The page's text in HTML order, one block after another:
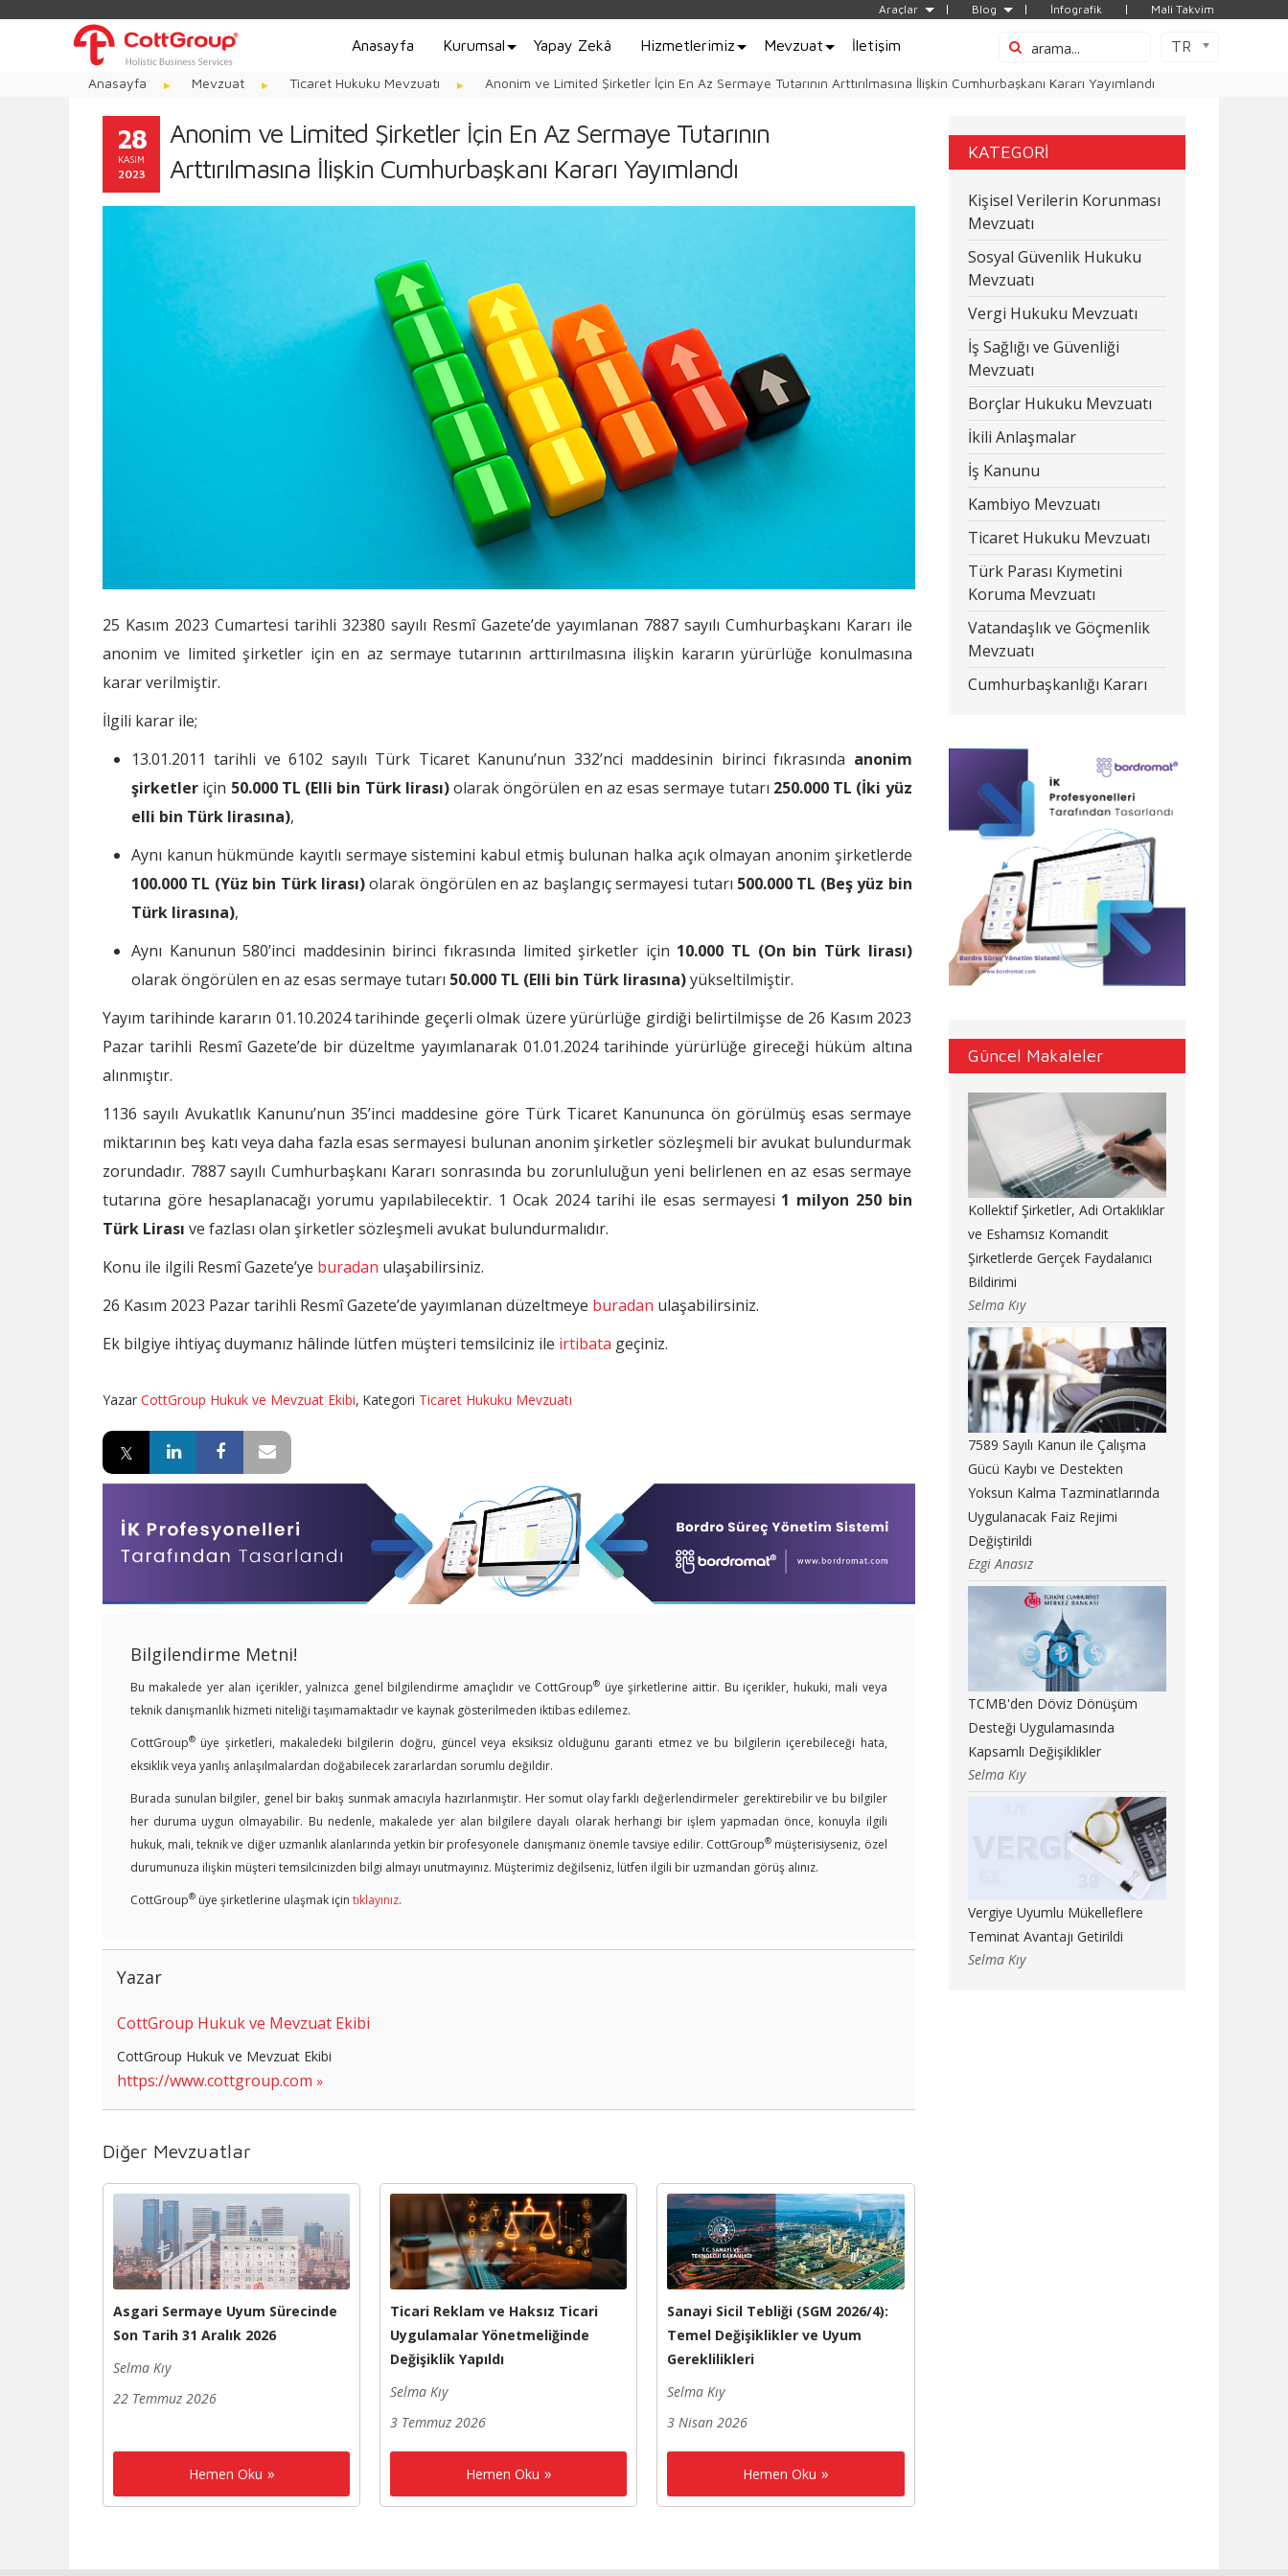
Araçlar Blog İnfografik Mali Takvim
Anasayfa Kurumsal Yapay Zekâ Hizmetlerimiz Mevzuat İletişim TR
Anasayfa Mevzuat Ticaret Hukuku Mevzuatı Anonim ve Limited Şirketler İçin En Az Sermaye Tutarının Arttırılmasına İlişkin Cumhurbaşkanı Kararı Yayımlandı
28
KASIM
2023
Anonim ve Limited Şirketler İçin En Az Sermaye Tutarının
Arttırılmasına İlişkin Cumhurbaşkanı Kararı Yayımlandı
25 Kasım 2023 Cumartesi tarihli 32380 sayılı Resmî Gazete’de yayımlanan 7887 sayılı Cumhurbaşkanı Kararı ile
anonim ve limited şirketler için en az sermaye tutarının arttırılmasına ilişkin kararın yürürlüğe konulmasına
karar verilmiştir.
İlgili karar ile;
13.01.2011 tarihli ve 6102 sayılı Türk Ticaret Kanunu’nun 332’nci maddesinin birinci fıkrasında anonim
şirketler için 50.000 TL (Elli bin Türk lirası)olarak öngörülen en az esas sermaye tutarı 250.000 TL (İki yüz
elli bin Türk lirasına),
Aynı kanun hükmünde kayıtlı sermaye sistemini kabul etmiş bulunan halka açık olmayan anonim şirketlerde
100.000 TL (Yüz bin Türk lirası)olarak öngörülen en az başlangıç sermayesi tutarı 500.000 TL (Beş yüz bin
Türk lirasına),
Aynı Kanunun 580’inci maddesinin birinci fıkrasında limited şirketler için 10.000 TL (On bin Türk lirası)
olarak öngörülen en az esas sermaye tutarı 50.000 TL (Elli bin Türk lirasına)yükseltilmiştir.
Yayım tarihinde kararın 01.10.2024 tarihinde geçerli olmak üzere yürürlüğe girdiği belirtilmişse de 26 Kasım 2023
Pazar tarihli Resmî Gazete’de bir düzeltme yayımlanarak 01.01.2024 tarihinde yürürlüğe gireceği hüküm altına
alınmıştır.
1136 sayılı Avukatlık Kanunu’nun 35’inci maddesine göre Türk Ticaret Kanununca ön görülmüş esas sermaye
miktarının beş katı veya daha fazla esas sermayesi bulunan anonim şirketler sözleşmeli bir avukat bulundurmak
zorundadır. 7887 sayılı Cumhurbaşkanı Kararı sonrasında bu zorunluluğun yeni belirlenen en az esas sermaye
tutarına göre hesaplanacağı yorumu yapılabilecektir. 1 Ocak 2024 tarihi ile esas sermayesi 1 milyon 250 bin
Türk Lirası ve fazlası olan şirketler sözleşmeli avukat bulundurmalıdır.
Konu ile ilgili Resmî Gazete’ye buradan ulaşabilirsiniz.
26 Kasım 2023 Pazar tarihli Resmî Gazete’de yayımlanan düzeltmeye buradan ulaşabilirsiniz.
Ek bilgiye ihtiyaç duymanız hâlinde lütfen müşteri temsilciniz ile irtibata geçiniz.
Yazar CottGroup Hukuk ve Mevzuat Ekibi, Kategori Ticaret Hukuku Mevzuatı
Bilgilendirme Metni!
Bu makalede yer alan içerikler, yalnızca genel bilgilendirme amaçlıdır ve CottGroup® üye şirketlerine aittir. Bu içerikler, hukuki, mali veya
teknik danışmanlık hizmeti niteliği taşımamaktadır ve kaynak gösterilmeden iktibas edilemez.
CottGroup® üye şirketleri, makaledeki bilgilerin doğru, güncel veya eksiksiz olduğunu garanti etmez ve bu bilgilerin içerebileceği hata,
eksiklik veya yanlış anlaşılmalardan doğabilecek zararlardan sorumlu değildir.
Burada sunulan bilgiler, genel bir bakış sunmak amacıyla hazırlanmıştır. Her somut olay farklı değerlendirmeler gerektirebilir ve bu bilgiler
her duruma uygun olmayabilir. Bu nedenle, makalede yer alan bilgilere dayalı olarak herhangi bir işlem yapmadan önce, konuyla ilgili
hukuk, mali, teknik ve diğer uzmanlık alanlarında yetkin bir profesyonele danışmanız önemle tavsiye edilir. CottGroup® müşterisiyseniz, özel
durumunuza ilişkin müşteri temsilcinizden bilgi almayı unutmayınız. Müşterimiz değilseniz, lütfen ilgili bir uzmandan görüş alınız.
CottGroup® üye şirketlerine ulaşmak için tıklayınız.
Yazar
CottGroup Hukuk ve Mevzuat Ekibi
CottGroup Hukuk ve Mevzuat Ekibi
https://www.cottgroup.com
Diğer Mevzuatlar
Asgari Sermaye Uyum Sürecinde
Son Tarih 31 Aralık 2026
Selma Kıy
22 Temmuz 2026
Hemen Oku
Ticari Reklam ve Haksız Ticari
Uygulamalar Yönetmeliğinde
Değişiklik Yapıldı
Selma Kıy
3 Temmuz 2026
Hemen Oku
Sanayi Sicil Tebliği (SGM 2026/4):
Temel Değişiklikler ve Uyum
Gereklilikleri
Selma Kıy
3 Nisan 2026
Hemen Oku
KATEGORİ
Kişisel Verilerin Korunması
Mevzuatı
Sosyal Güvenlik Hukuku
Mevzuatı
Vergi Hukuku Mevzuatı
İş Sağlığı ve Güvenliği
Mevzuatı
Borçlar Hukuku Mevzuatı
İkili Anlaşmalar
İş Kanunu
Kambiyo Mevzuatı
Ticaret Hukuku Mevzuatı
Türk Parası Kıymetini
Koruma Mevzuatı
Vatandaşlık ve Göçmenlik
Mevzuatı
Cumhurbaşkanlığı Kararı
Güncel Makaleler
Kollektif Şirketler, Adi Ortaklıklar
ve Eshamsız Komandit
Şirketlerde Gerçek Faydalanıcı
Bildirimi
Selma Kıy
7589 Sayılı Kanun ile Çalışma
Gücü Kaybı ve Destekten
Yoksun Kalma Tazminatlarında
Uygulanacak Faiz Rejimi
Değiştirildi
Ezgi Anasız
TCMB'den Döviz Dönüşüm
Desteği Uygulamasında
Kapsamlı Değişiklikler
Selma Kıy
Vergiye Uyumlu Mükelleflere
Teminat Avantajı Getirildi
Selma Kıy